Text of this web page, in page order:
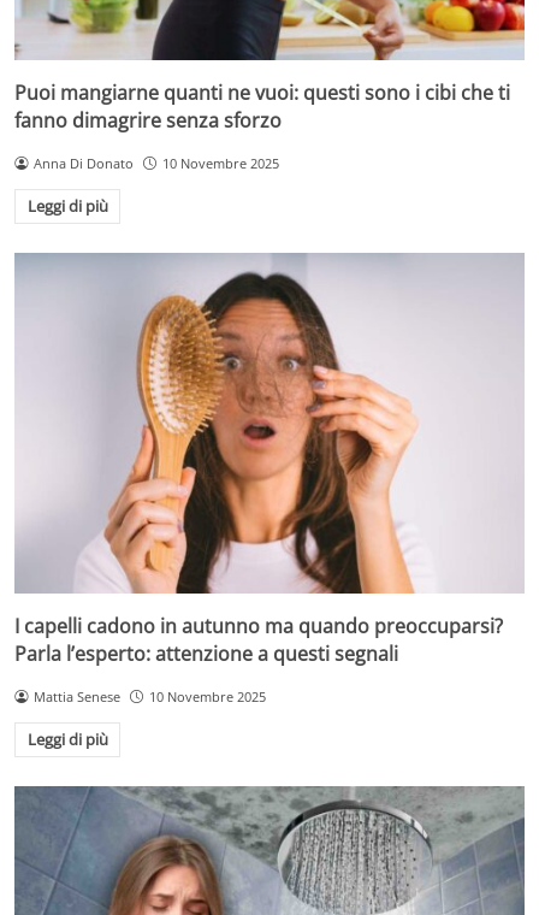
Puoi mangiarne quanti ne vuoi: questi sono i cibi che ti
fanno dimagrire senza sforzo
Anna Di Donato 10 Novembre 2025
Leggi di più
I capelli cadono in autunno ma quando preoccuparsi?
Parla l’esperto: attenzione a questi segnali
Mattia Senese 10 Novembre 2025
Leggi di più